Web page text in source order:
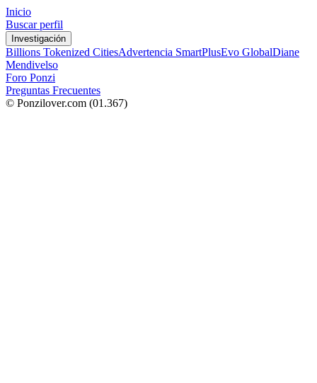
Inicio
Buscar perfil
Investigación
Billions Tokenized CitiesAdvertencia SmartPlusEvo GlobalDiane
Mendivelso
Foro Ponzi
Preguntas Frecuentes
© Ponzilover.com (01.367)